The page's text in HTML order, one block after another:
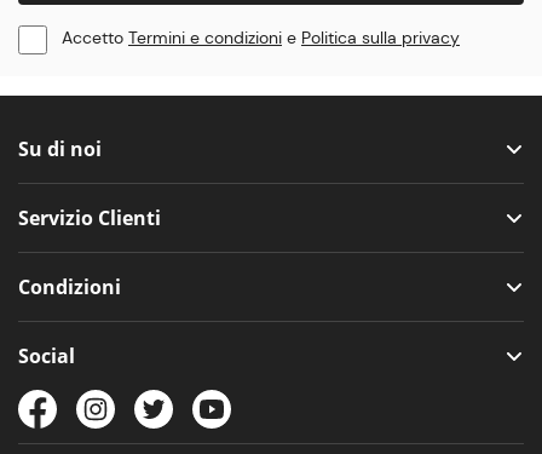
Accetto Termini e condizioni e Politica sulla privacy
Su di noi
Servizio Clienti
Condizioni
Social